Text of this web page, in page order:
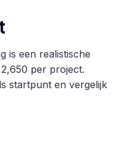
is een realistische
per project.
startpunt en vergelijk